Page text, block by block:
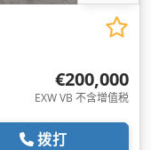
€200,000
EXW VB 不含增值税
拨打